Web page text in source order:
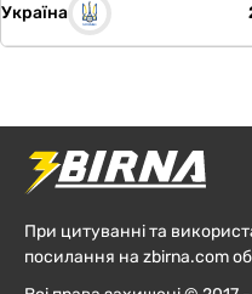
Україна
При цитуванні та
посилання на zbirna.com